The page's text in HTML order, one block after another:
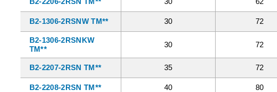
B2-1306-2RSNW TM** 30 72
B2-1306-2RSNKW
TM**
30 72
B2-2207-2RSN TM** 35 72
B2-2208-2RSN TM** 40 80